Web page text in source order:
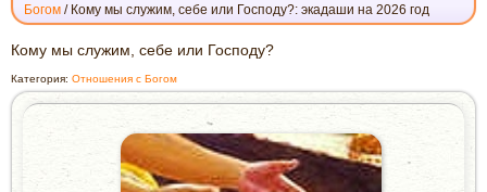
Богом / Кому мы служим, себе или Господу?: экадаши на 2026 год
КОМУ
МЫ
СЛУЖИМ,
СЕБЕ
ИЛИ
ГОСПОДУ?
Кому мы служим, себе или Господу?
Категория: Отношения с Богом